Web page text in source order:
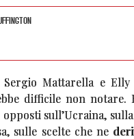
Mattarella e Elly
difficile non notare.
sull’Ucraina,
sulle scelte che ne